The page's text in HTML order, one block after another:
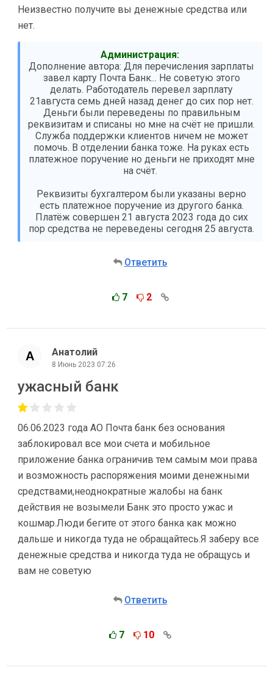
Неизвестно получите вы денежные средства или
нет.
Администрация:
Дополнение автора: Для перечисления зарплаты
завел карту Почта Банк... Не советую этого
делать. Работодатель перевел зарплату
21августа семь дней назад денег до сих пор нет.
Деньги были переведены по правильным
реквизитам и списаны но мне на счёт не пришли.
Служба поддержки клиентов ничем не может
помочь. В отделении банка тоже. На руках есть
платежное поручение но деньги не приходят мне
на счёт.
Реквизиты бухгалтером были указаны верно
есть платежное поручение из другого банка.
Платёж совершен 21 августа 2023 года до сих
пор средства не переведены сегодня 25 августа.
Ответить
7 2
Анатолий
8 Июнь 2023 07:26
ужасный банк
​06.06.2023 года АО Почта банк без основания
заблокировал все мои счета и мобильное
приложение банка ограничив тем самым мои права
и возможность распоряжения моими денежными
средствами,неоднократные жалобы на банк
действия не возымели Банк это просто ужас и
кошмар.Люди бегите от этого банка как можно
дальше и никогда туда не обращайтесь.Я заберу все
денежные средства и никогда туда не обращусь и
вам не советую
Ответить
7 10